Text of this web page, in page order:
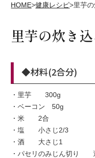
HOME>健康レシピ>里芋
里芋の炊き
◆材料(2合分)
・里芋 300g
・ベーコン 50g
・米 2合
・塩 小さじ2/3
・酒 大さじ1
・パセリのみじん切り